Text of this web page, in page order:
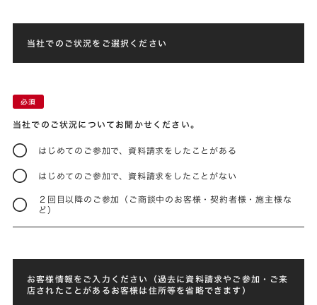
当社でのご状況をご選択ください
当社でのご状況についてお聞かせください。
はじめてのご参加で、資料請求をしたことがある
はじめてのご参加で、資料請求をしたことがない
２回目以降のご参加（ご商談中のお客様・契約者様・施主様な
ど）
お客様情報をご入力ください（過去に資料請求やご参加・ご来
店されたことがあるお客様は住所等を省略できます）